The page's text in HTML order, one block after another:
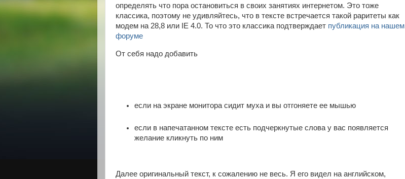
определять что пора остановиться в своих занятиях интернетом. Это тоже
классика, поэтому не удивляйтесь, что в тексте встречается такой раритеты как
модем на 28,8 или IE 4.0. То что это классика подтверждает публикация на нашем
форуме
От себя надо добавить
если на экране монитора сидит муха и вы отгоняете ее мышью
если в напечатанном тексте есть подчеркнутые слова у вас появляется
желание кликнуть по ним
Далее оригинальный текст, к сожалению не весь. Я его видел на английском,